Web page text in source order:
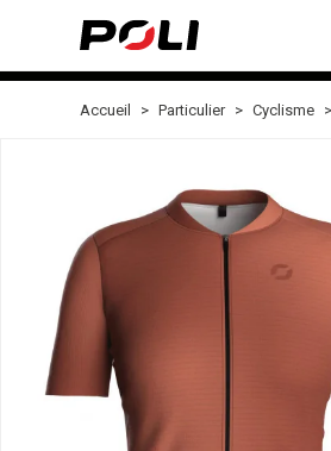
Accueil Particulier Cyclisme